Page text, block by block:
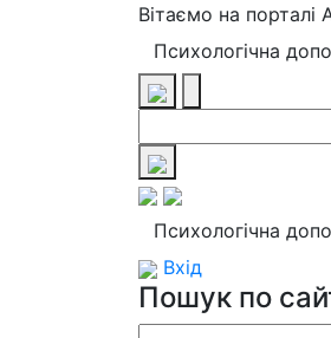
Вітаємо на
Психологічна
Психологічна
Вхід
Пошук по